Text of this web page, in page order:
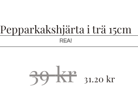
Pepparkakshjärta i trä 15cm
REA!
39kr 31.20 kr